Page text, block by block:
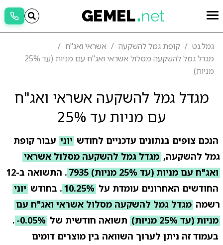
גמל.נט קופת גמל להשקעה
אשראי ואג"ח
מגדל גמל להשקעה מסלול אשראי ואג"ח עם מניות (עד 25%
מניות)
מגדל גמל להשקעה אשראי ואג"ח
עם מניות עד 25%
הנכם צופים בנתונים עדכניים לחודש יוני עבור קופת
גמל להשקעה, מגדל גמל להשקעה מסלול אשראי
ואג"ח עם מניות (עד 25% מניות) 7935
. התשואה ב-12
החודשים האחרונים עומדת על 10.25% . בחודש יוני
רשמה מגדל גמל להשקעה מסלול אשראי ואג"ח עם
מניות (עד 25% מניות)
תשואה חודשית של -0.05%
.
בעמוד זה ניתן לערוך השוואה בין מוצרים דומים